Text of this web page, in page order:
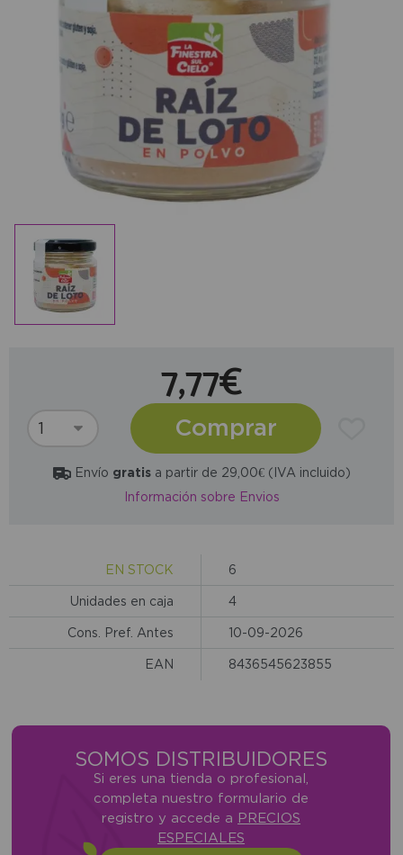
7,77€
Comprar
Envío gratisa partir de 29,00€ (IVA incluido)
Información sobre Envios
EN STOCK 6
Unidades en caja 4
Cons. Pref. Antes 10-09-2026
EAN 8436545623855
SOMOS DISTRIBUIDORES
Si eres una tienda o profesional,
completa nuestro formulario de
registro y accede a PRECIOS
ESPECIALES